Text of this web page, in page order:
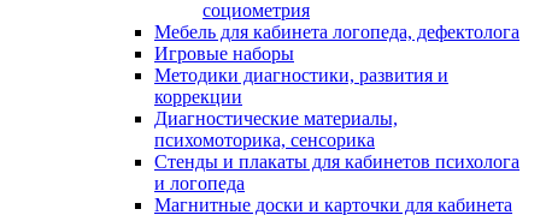
социометрия
Мебель для кабинета логопеда, дефектолога
Игровые наборы
Методики диагностики, развития и
коррекции
Диагностические материалы,
психомоторика, сенсорика
Стенды и плакаты для кабинетов психолога
и логопеда
Магнитные доски и карточки для кабинета